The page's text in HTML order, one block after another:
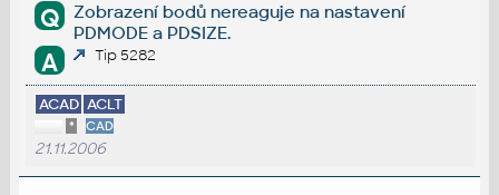
Q
Zobrazení bodů nereaguje na nastavení
PDMODE a PDSIZE.
A Tip 5282
ACAD ACLT
* CAD
21.11.2006